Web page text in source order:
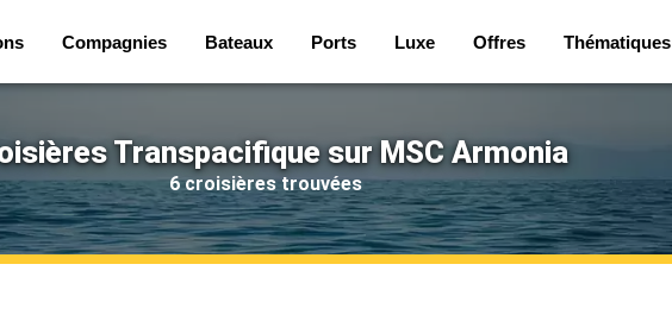
Compagnies Bateaux Ports Luxe Offres Thématiques
Transpacifique sur MSC Armonia
6 croisières trouvées